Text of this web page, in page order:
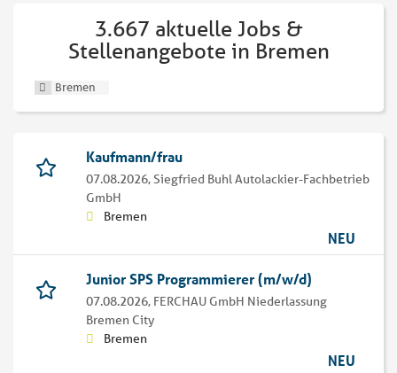
3.667 aktuelle Jobs &
Stellenangebote in Bremen
Bremen
Kaufmann/frau
07.08.2026,Siegfried Buhl Autolackier-Fachbetrieb
GmbH
Bremen
NEU
Junior SPS Programmierer (m/w/d)
07.08.2026, FERCHAU GmbH Niederlassung
Bremen City
Bremen
NEU